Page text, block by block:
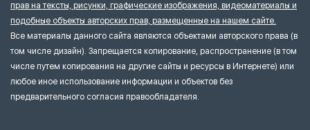
прав на тексты, рисунки, графические изображения, видеоматериалы и
подобные объекты авторских прав, размещенные на нашем сайте.
Все материалы данного сайта являются объектами авторского права (в
том числе дизайн). Запрещается копирование, распространение (в том
числе путем копирования на другие сайты и ресурсы в Интернете) или
любое иное использование информации и объектов без
предварительного согласия правообладателя.